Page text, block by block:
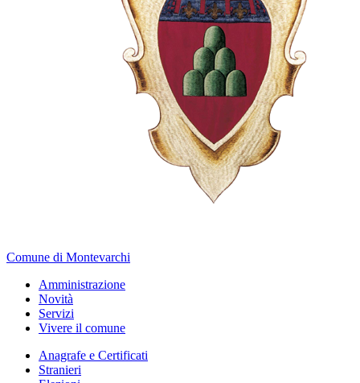
Comune di Montevarchi
Amministrazione
Novità
Servizi
Vivere il comune
Anagrafe e Certificati
Stranieri